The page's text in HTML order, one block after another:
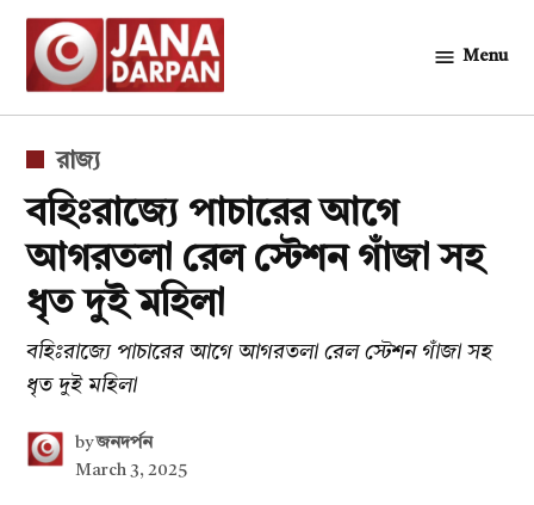
Skip
content
Menu
POSTED
IN
রাজ্য
বহিঃরাজ্যে পাচারের আগে
আগরতলা রেল স্টেশন গাঁজা সহ
ধৃত দুই মহিলা
বহিঃরাজ্যে পাচারের আগে আগরতলা রেল স্টেশন গাঁজা সহ
ধৃত দুই মহিলা
by জনদর্পন
March 3, 2025